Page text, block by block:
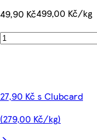
49,90 Kč499,00 Kč/kg
27,90 Kč s Clubcard
(279,00 Kč/kg)